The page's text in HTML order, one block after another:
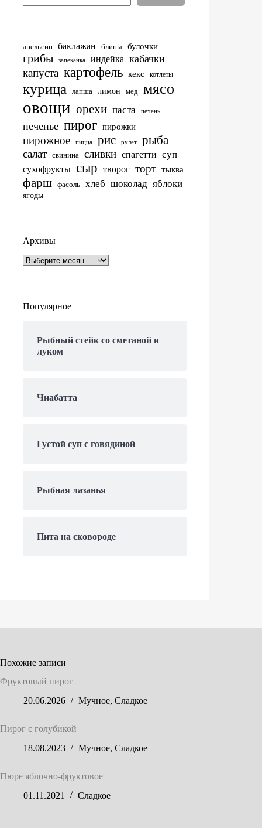
апельсин баклажан блины булочки
грибы запеканка индейка кабачки
капуста картофель кекс котлеты
курица лапша лимон мед мясо
овощи орехи паста печень
печенье пирог пирожки
пирожное пицца рис рулет рыба
салат свинина сливки спагетти суп
сухофрукты сыр творог торт тыква
фарш фасоль хлеб шоколад яблоки
ягоды
Архивы
Архивы
Популярное
Рыбный стейк со сметаной и
луком
Чиабатта
Густой суп с говядиной
Рыбная лазанья
Пита на сковороде
Похожие записи
Фруктовый пирог
20.06.2026
Мучное, Сладкое
Пирог с голубикой
18.08.2023
Мучное, Сладкое
Пюре яблочно-фруктовое
01.11.2021
Сладкое